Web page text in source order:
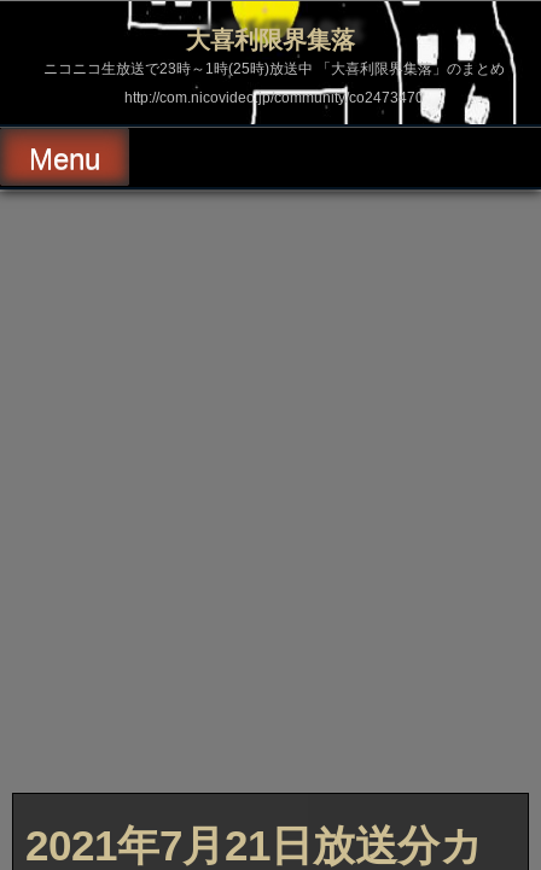
ス
ッ
プ
大喜利限界集落
ニコニコ生放送で23時～1時(25時)放送中 「大喜利限界集落」のまとめ
http://com.nicovideo.jp/community/co2473470
Menu
2021年7月21日放送分カ